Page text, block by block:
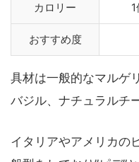
カロリー
おすすめ度
具材は一般的なマルゲ
バジル、ナチュラルチ
イタリアやアメリカの